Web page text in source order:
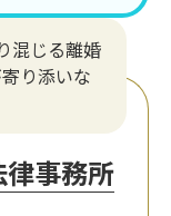
混じる離婚
り添いな
事務所